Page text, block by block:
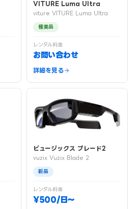
VITURE Luma Ultra
viture VITURE Luma Ultra
極美品
レンタル料金
お問い合わせ
詳細を見る
ビュージックス ブレード2
vuzix Vuzix Blade 2
新品
レンタル料金
¥500/日〜